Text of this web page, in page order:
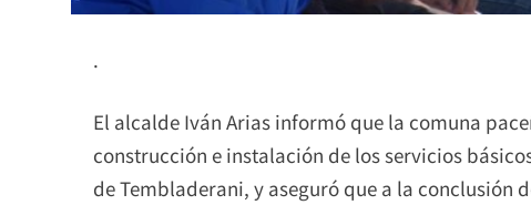
.
El alcalde Iván Arias informó que la comuna
construcción e instalación de los servicios
de Tembladerani, y aseguró que a la conclusión